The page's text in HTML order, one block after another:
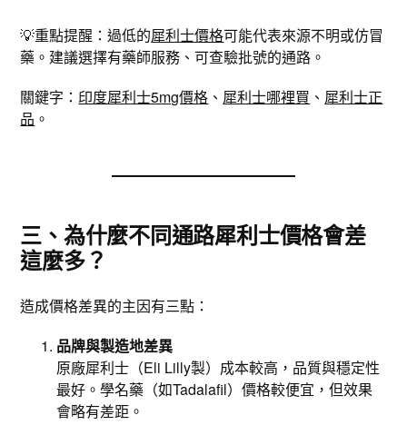
💡重點提醒：過低的犀利士價格可能代表來源不明或仿冒
藥。建議選擇有藥師服務、可查驗批號的通路。
關鍵字： 印度犀利士5mg價格 、 犀利士哪裡買 、 犀利士正
品 。
三、為什麼不同通路犀利士價格會差
這麼多？
造成價格差異的主因有三點：
品牌與製造地差異
原廠犀利士（Eli Lilly製）成本較高，品質與穩定性
最好。學名藥（如Tadalafil）價格較便宜，但效果
會略有差距。